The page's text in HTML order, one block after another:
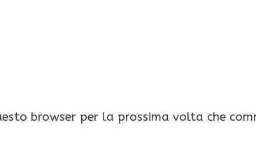
browser per la prossima volta che